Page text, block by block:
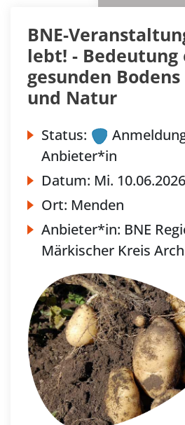
BNE-
lebt! - Bedeutung
gesunden
und Natur
Status:
Anbieter*in
Datum: Mi. 10.06.2026
Ort: Menden
Anbieter*in: BNE
Märkischer Kreis